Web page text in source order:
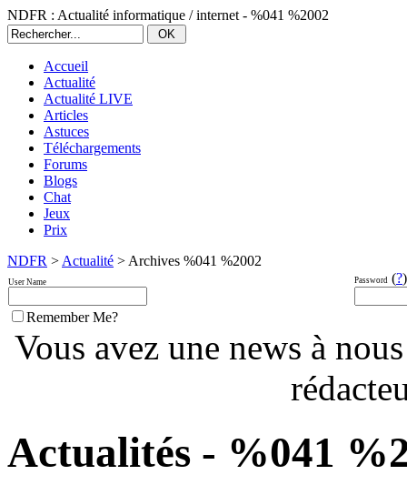
NDFR : Actualité informatique / internet - %041 %2002
Accueil
Actualité
Actualité LIVE
Articles
Astuces
Téléchargements
Forums
Blogs
Chat
Jeux
Prix
NDFR > Actualité > Archives %041 %2002
User Name Password (?)
Remember Me?
Vous avez une news à
Actualités - %041